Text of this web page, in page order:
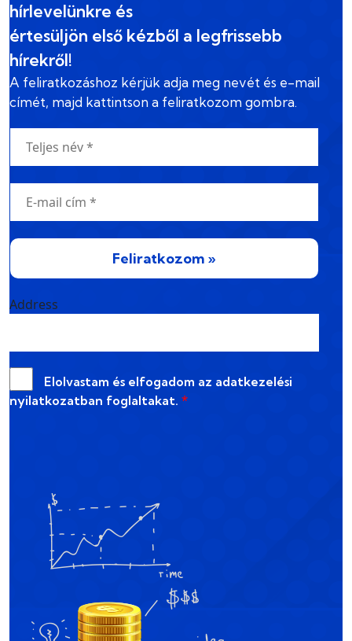
hírlevelünkre és
értesüljön első kézből a legfrissebb
hírekről!
A feliratkozáshoz kérjük adja meg nevét és e-mail
címét, majd kattintson a feliratkozom gombra.
Feliratkozom »
Address
Elolvastam és elfogadom az adatkezelési
nyilatkozatban foglaltakat. *